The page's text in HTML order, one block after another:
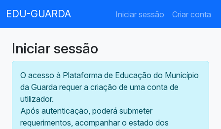
EDU-GUARDA Iniciar sessão Criar conta
Iniciar sessão
O acesso à Plataforma de Educação do Município
da Guarda requer a criação de uma conta de
utilizador.
Após autenticação, poderá submeter
requerimentos, acompanhar o estado dos